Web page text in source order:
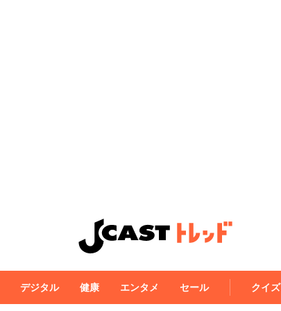
デジタル 健康 エンタメ セール クイズ